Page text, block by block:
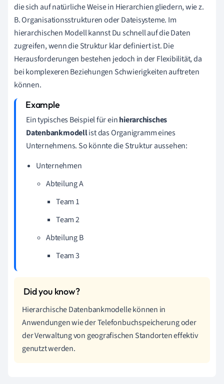
die sich auf natürliche Weise in Hierarchien gliedern, wie z.
B. Organisationsstrukturen oder Dateisysteme. Im
hierarchischen Modell kannst Du schnell auf die Daten
zugreifen, wenn die Struktur klar definiert ist. Die
Herausforderungen bestehen jedoch in der Flexibilität, da
bei komplexeren Beziehungen Schwierigkeiten auftreten
können.
Ein typisches Beispiel für einhierarchisches
Datenbankmodellist das Organigramm eines
Unternehmens. So könnte die Struktur aussehen:
Unternehmen
Abteilung A
Team 1
Team 2
Abteilung B
Team 3
Hierarchische Datenbankmodelle können in
Anwendungen wie der Telefonbuchspeicherung oder
der Verwaltung von geografischen Standorten effektiv
genutzt werden.